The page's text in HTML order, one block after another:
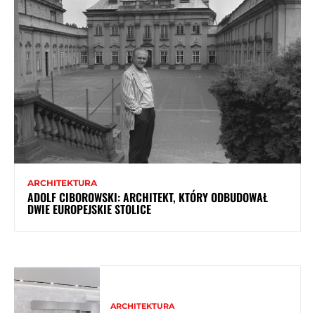
ARCHITEKTURA
ADOLF CIBOROWSKI: ARCHITEKT, KTÓRY ODBUDOWAŁ
DWIE EUROPEJSKIE STOLICE
ARCHITEKTURA